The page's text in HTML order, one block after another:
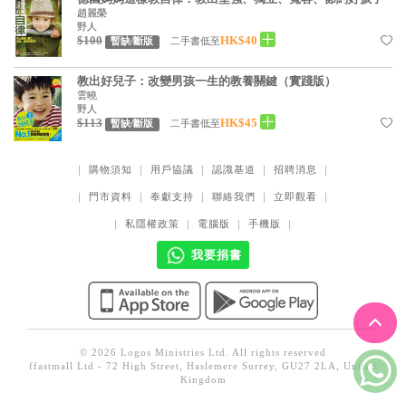
見證／傳記
文藝／勵志
童書
精選影音
禮品專區
英文二手書
電子書
趙麗榮
野人
$100 暫缺/斷版 二手書低至HK$40
教出好兒子：改變男孩一生的教養關鍵（實踐版）
雲曉
野人
$113 暫缺/斷版 二手書低至HK$45
｜ 購物須知 ｜ 用戶協議 ｜ 認識基道 ｜ 招聘消息 ｜
｜ 門市資料 ｜ 奉獻支持 ｜ 聯絡我們 ｜ 立即觀看 ｜
｜ 私隱權政策 ｜ 電腦版 ｜ 手機版 ｜
我要捐書
© 2026 Logos Ministries Ltd. All rights reserved
ffastmall Ltd - 72 High Street, Haslemere Surrey, GU27 2LA, United
Kingdom